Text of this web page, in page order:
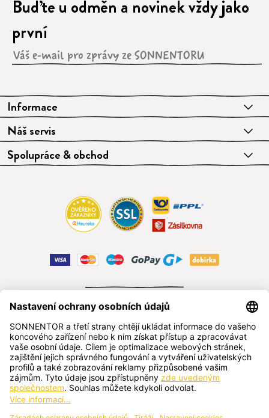
Informace
Náš servis
Spolupráce & obchod
Buďte u odměn a novinek vždy jako
první
čeština
SONNENTOR s.r.o.
Příhon 943, 696 15 Čejkovice, Česká republika
+420 518 362 687 sonnentor@sonnentor.cz